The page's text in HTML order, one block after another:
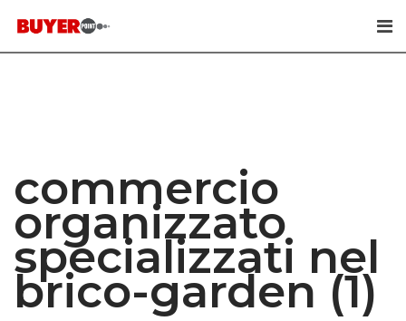
to
commercio
organizzato
specializzati nel
brico-garden (1)